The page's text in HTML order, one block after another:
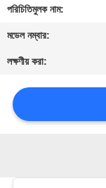
যোগাযোগ
করুন
উদ্ধৃতির
জন্য
আবেদন
সাইট
পরিচিতিমুলক নাম:
মডেল নম্বার:
লক্ষণীয় করা: